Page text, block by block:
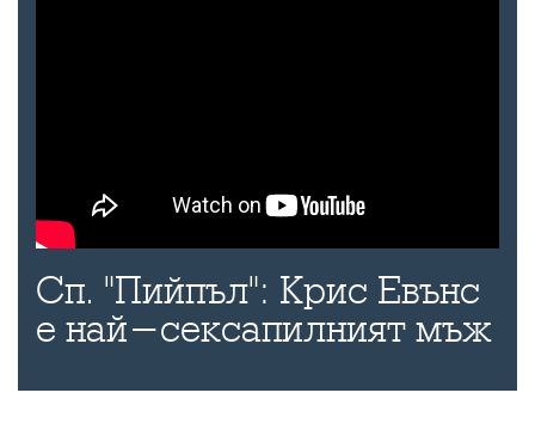
Сп. "Пийпъл": Крис Евънс
е най-сексапилният мъж